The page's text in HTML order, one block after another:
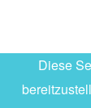
Diese